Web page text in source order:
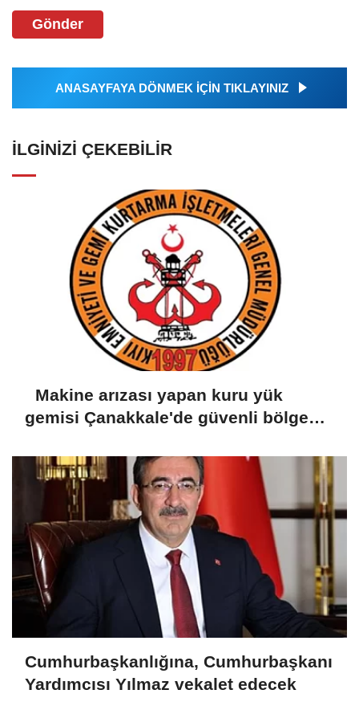
Gönder
ANASAYFAYA DÖNMEK İÇİN TIKLAYINIZ
İLGINIZI ÇEKEBILIR
Makine arızası yapan kuru yük
gemisi Çanakkale'de güvenli bölgeye
Cumhurbaşkanlığına, Cumhurbaşkanı
Yardımcısı Yılmaz vekalet edecek